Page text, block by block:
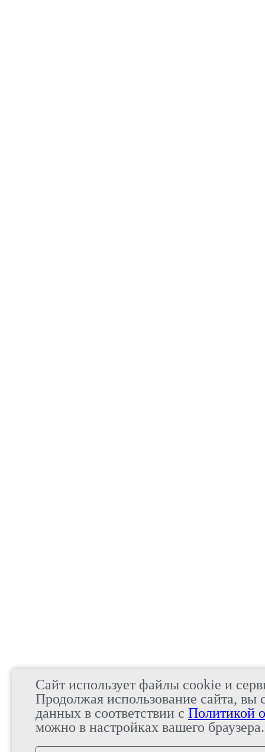
Сайт использует файлы cookie и
Продолжая использование сайта, вы
данных в соответствии с Политикой
можно в настройках вашего браузера.